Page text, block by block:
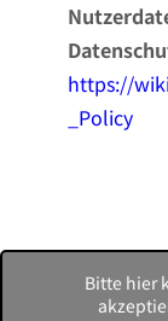
https://
_Policy
Bitte hier